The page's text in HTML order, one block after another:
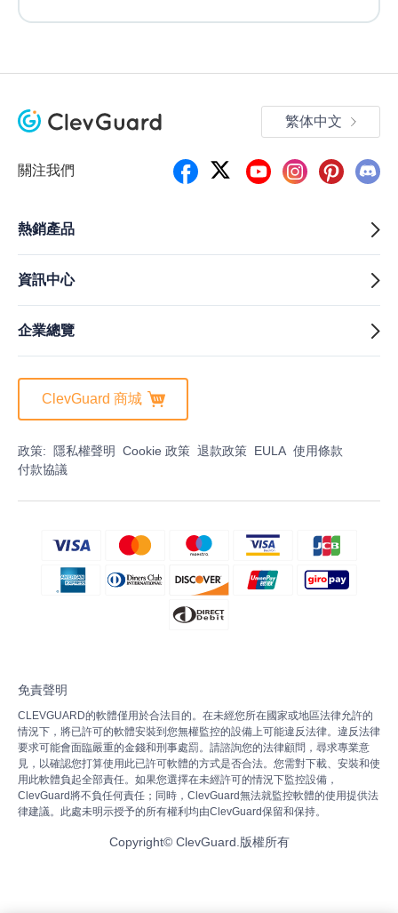
關注我們
繁体中文
熱銷產品
資訊中心
企業總覽
ClevGuard 商城
政策: 隱私權聲明 Cookie 政策 退款政策 EULA 使用條款
付款協議
免責聲明
CLEVGUARD的軟體僅用於合法目的。在未經您所在國家或地區法律允許的
情況下，將已許可的軟體安裝到您無權監控的設備上可能違反法律。違反法律
要求可能會面臨嚴重的金錢和刑事處罰。請諮詢您的法律顧問，尋求專業意
見，以確認您打算使用此已許可軟體的方式是否合法。您需對下載、安裝和使
用此軟體負起全部責任。如果您選擇在未經許可的情況下監控設備，
ClevGuard將不負任何責任；同時，ClevGuard無法就監控軟體的使用提供法
律建議。此處未明示授予的所有權利均由ClevGuard保留和保持。
Copyright© ClevGuard.版權所有